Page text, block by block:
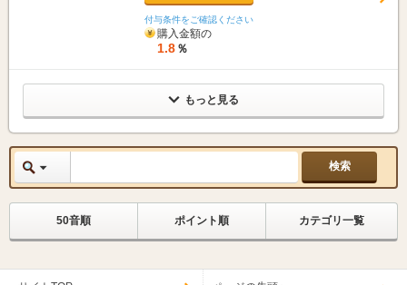
付与条件をご確認ください
購入金額の
1.8 ％
もっと見る
50音順 ポイント順 カテゴリ一覧